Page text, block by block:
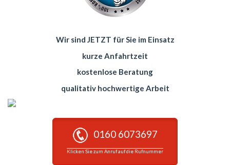
Wir sind JETZT für Sie im Einsatz
kurze Anfahrtzeit
kostenlose Beratung
qualitativ hochwertige Arbeit
0160 6073697
Klicken Sie zum Anruf auf die Rufnummer